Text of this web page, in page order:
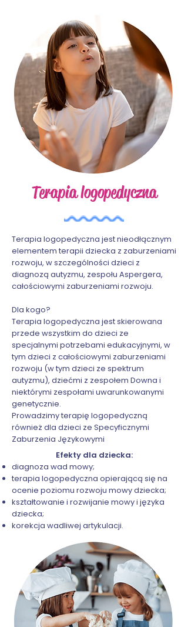
Terapia logopedyczna
Terapia logopedyczna jest nieodłącznym
elementem terapii dziecka z zaburzeniami
rozwoju, w szczególności dzieci z
diagnozą autyzmu, zespołu Aspergera,
całościowymi zaburzeniami rozwoju.
Dla kogo?
Terapia logopedyczna jest skierowana
przede wszystkim do dzieci ze
specjalnymi potrzebami edukacyjnymi, w
tym dzieci z całościowymi zaburzeniami
rozwoju (w tym dzieci ze spektrum
autyzmu), dziećmi z zespołem Downa i
niektórymi zespołami uwarunkowanymi
genetycznie.
Prowadzimy terapię logopedyczną
również dla dzieci ze Specyficznymi
Zaburzenia Językowymi
Efekty dla dziecka:
diagnoza wad mowy;
terapia logopedyczna opierającą się na
ocenie poziomu rozwoju mowy dziecka;
kształtowanie i rozwijanie mowy i języka
dziecka;
korekcja wadliwej artykulacji.